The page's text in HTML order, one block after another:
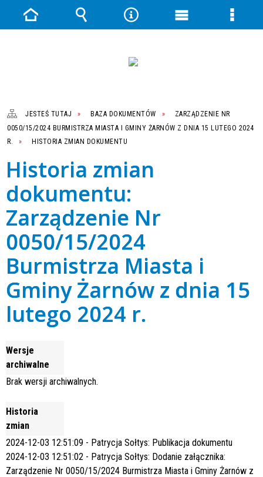
JESTEŚ TUTAJ BAZA DOKUMENTÓW
ZARZĄDZENIE NR
0050/15/2024 BURMISTRZA MIASTA I GMINY ŻARNÓW Z DNIA 15 LUTEGO 2024
R.
HISTORIA ZMIAN DOKUMENTU
Historia zmian
dokumentu:
Zarządzenie Nr
0050/15/2024
Burmistrza Miasta i
Gminy Żarnów z dnia 15
lutego 2024 r.
Wersje
archiwalne
Brak wersji archiwalnych.
Historia
zmian
2024-12-03 12:51:09 - Patrycja Sołtys: Publikacja dokumentu
2024-12-03 12:51:02 - Patrycja Sołtys: Dodanie załącznika:
Zarządzenie Nr 0050/15/2024 Burmistrza Miasta i Gminy Żarnów z
Strona
Wyszukiwarka
NarzędziaMenu
Menu